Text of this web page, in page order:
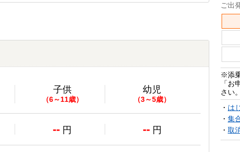
子供
（6～11歳）
幼児
（3～5歳）
-- 円 -- 円
ご出
※添
「
さい。
・ は
・ 集
・ 取